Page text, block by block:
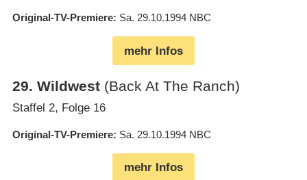
Original-TV-Premiere Sa. 29.10.1994 NBC
mehr Infos
29. Wildwest (Back At The Ranch)
Staffel 2, Folge 16
Original-TV-Premiere Sa. 29.10.1994 NBC
mehr Infos